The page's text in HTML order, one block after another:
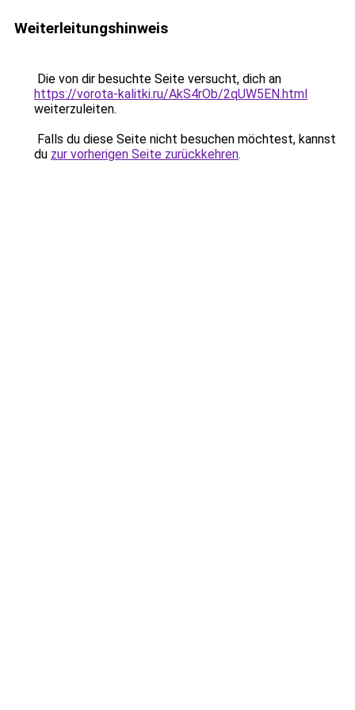
Weiterleitungshinweis
Die von dir besuchte Seite versucht, dich an
https://vorota-kalitki.ru/AkS4rOb/2qUW5EN.html
weiterzuleiten.
Falls du diese Seite nicht besuchen möchtest, kannst
du zur vorherigen Seite zurückkehren.